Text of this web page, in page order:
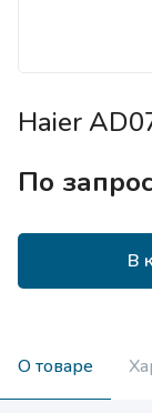
Haier
По
В
О товаре